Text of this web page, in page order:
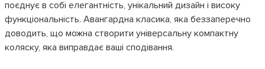
поєднує в собі елегантність, унікальний дизайн і високу
функціональність. Авангардна класика, яка беззаперечно
доводить, що можна створити універсальну компактну
коляску, яка виправдає ваші сподівання.